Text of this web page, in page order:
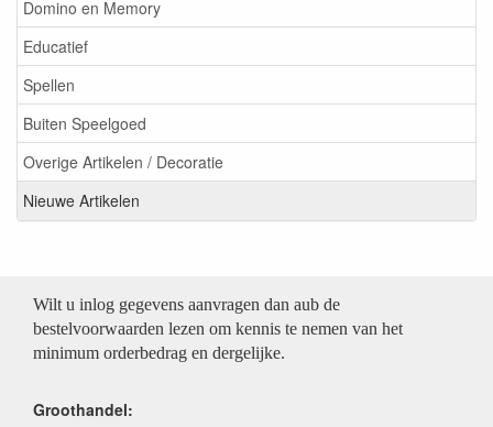
Domino en Memory
Educatief
Spellen
Buiten Speelgoed
Overige Artikelen / Decoratie
Nieuwe Artikelen
Wilt u inlog gegevens aanvragen dan aub de
bestelvoorwaarden lezen om kennis te nemen van het
minimum orderbedrag en dergelijke.
Groothandel: